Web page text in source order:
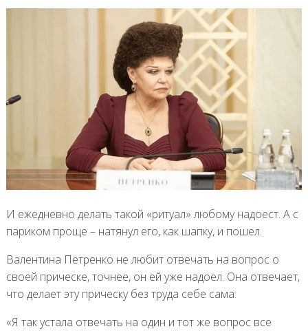
И ежедневно делать такой «ритуал» любому надоест. А с
париком проще – натянул его, как шапку, и пошел.
Валентина Петренко не любит отвечать на вопрос о
своей прическе, точнее, он ей уже надоел. Она отвечает,
что делает эту прическу без труда себе сама:
«Я так устала отвечать на один и тот же вопрос все